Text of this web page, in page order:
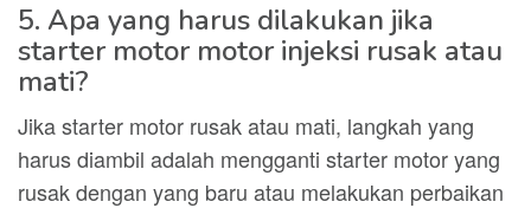
5. Apa yang harus dilakukan jika
starter motor motor injeksi rusak atau
mati?
Jika starter motor rusak atau mati, langkah yang
harus diambil adalah mengganti starter motor yang
rusak dengan yang baru atau melakukan perbaikan